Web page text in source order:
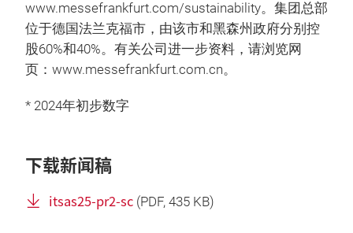
www.messefrankfurt.com/sustainability。集团总部
位于德国法兰克福市，由该市和黑森州政府分别控
股60%和40%。有关公司进一步资料，请浏览网
页：www.messefrankfurt.com.cn。
* 2024年初步数字
下载新闻稿
itsas25-pr2-sc (PDF, 435 KB)